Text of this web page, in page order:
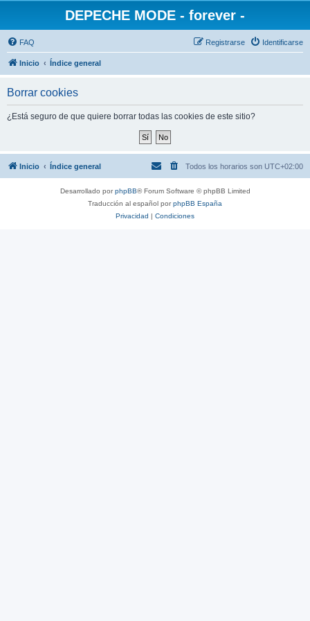
DEPECHE MODE - forever -
FAQ Identificarse
Registrarse
Inicio Índice general
Borrar cookies
¿Está seguro de que quiere borrar todas las cookies de este sitio?
Inicio Índice general Todos los horarios son UTC+02:00
Desarrollado porphpBB® Forum Software © phpBB Limited
Traducción al español porphpBB España
Privacidad | Condiciones